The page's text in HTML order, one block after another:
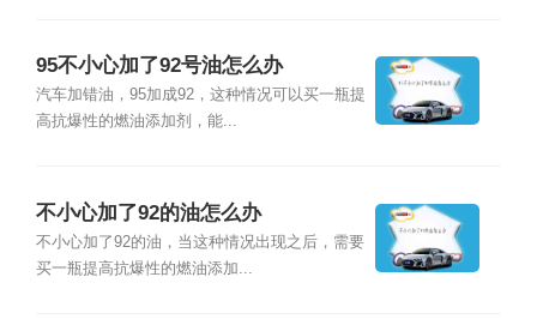
95不小心加了92号油怎么办
汽车加错油，95加成92，这种情况可以买一瓶提
高抗爆性的燃油添加剂，能...
不小心加了92的油怎么办
不小心加了92的油，当这种情况出现之后，需要
买一瓶提高抗爆性的燃油添加...